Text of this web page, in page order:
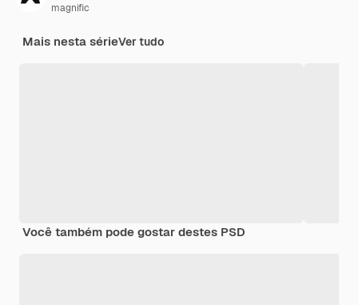
magnific
Mais nesta sérieVer tudo
Você também pode gostar destes PSD